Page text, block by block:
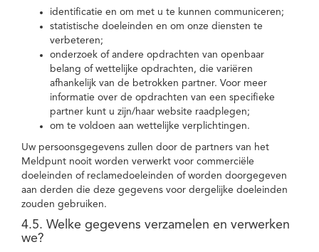
identificatie en om met u te kunnen communiceren;
statistische doeleinden en om onze diensten te
verbeteren;
onderzoek of andere opdrachten van openbaar
belang of wettelijke opdrachten, die variëren
afhankelijk van de betrokken partner. Voor meer
informatie over de opdrachten van een specifieke
partner kunt u zijn/haar website raadplegen;
om te voldoen aan wettelijke verplichtingen.
Uw persoonsgegevens zullen door de partners van het
Meldpunt nooit worden verwerkt voor commerciële
doeleinden of reclamedoeleinden of worden doorgegeven
aan derden die deze gegevens voor dergelijke doeleinden
zouden gebruiken.
4.5. Welke gegevens verzamelen en verwerken
we?